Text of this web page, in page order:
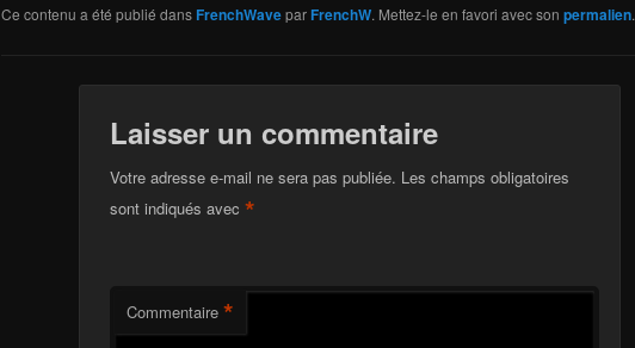
Ce contenu a été publié dansFrenchWaveparFrenchW. Mettez-le en favori avec son permalien.
Laisser un commentaire
Votre adresse e-mail ne sera pas publiée. Les champs obligatoires
sont indiqués avec *
Commentaire *